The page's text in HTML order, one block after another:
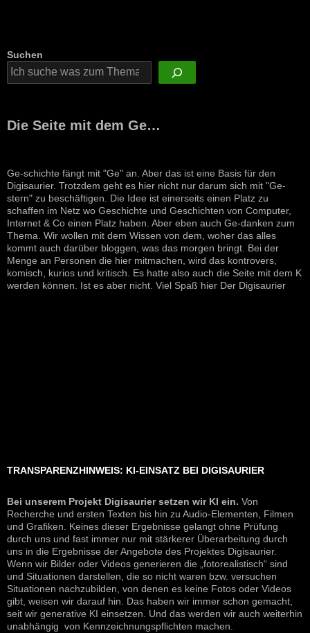
Suchen
Die Seite mit dem Ge…
Ge-schichte fängt mit "Ge" an. Aber das ist eine Basis für den
Digisaurier. Trotzdem geht es hier nicht nur darum sich mit "Ge-
stern" zu beschäftigen. Die Idee ist einerseits einen Platz zu
schaffen im Netz wo Geschichte und Geschichten von Computer,
Internet & Co einen Platz haben. Aber eben auch Ge-danken zum
Thema. Wir wollen mit dem Wissen von dem, woher das alles
kommt auch darüber bloggen, was das morgen bringt. Bei der
Menge an Personen die hier mitmachen, wird das kontrovers,
komisch, kurios und kritisch. Es hatte also auch die Seite mit dem K
werden können. Ist es aber nicht. Viel Spaß hier Der Digisaurier
TRANSPARENZHINWEIS: KI-EINSATZ BEI DIGISAURIER
Bei unserem Projekt Digisaurier setzen wir KI ein. Von
Recherche und ersten Texten bis hin zu Audio-Elementen, Filmen
und Grafiken. Keines dieser Ergebnisse gelangt ohne Prüfung
durch uns und fast immer nur mit stärkerer Überarbeitung durch
uns in die Ergebnisse der Angebote des Projektes Digisaurier.
Wenn wir Bilder oder Videos generieren die „fotorealistisch“ sind
und Situationen darstellen, die so nicht waren bzw. versuchen
Situationen nachzubilden, von denen es keine Fotos oder Videos
gibt, weisen wir darauf hin. Das haben wir immer schon gemacht,
seit wir generative KI einsetzen. Und das werden wir auch weiterhin
unabhängig von Kennzeichnungspflichten machen.